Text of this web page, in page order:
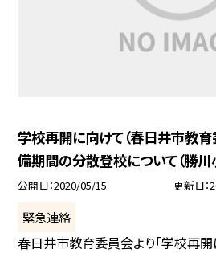
学校再開に向けて（春日井市教育
備期間の分散登校について（勝川
公開日 2020/05/15 更新日
緊急連絡
春日井市教育委員会より「学校再開